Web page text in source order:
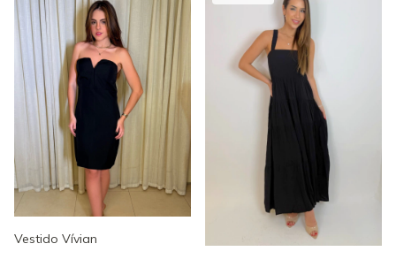
Vestido Vívian